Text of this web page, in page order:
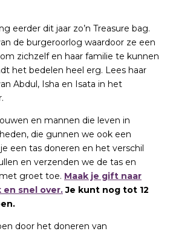
eerder dit jaar zo’n Treasure bag.
de burgeroorlog waardoor ze een
zichzelf en haar familie te kunnen
het bedelen heel erg. Lees haar
Abdul, Isha en Isata in het
en mannen die leven in
die gunnen we ook een
een tas doneren en het verschil
en verzenden we de tas en
groet toe. Maak je gift naar
snel over. Je kunt nog tot 12
door het doneren van